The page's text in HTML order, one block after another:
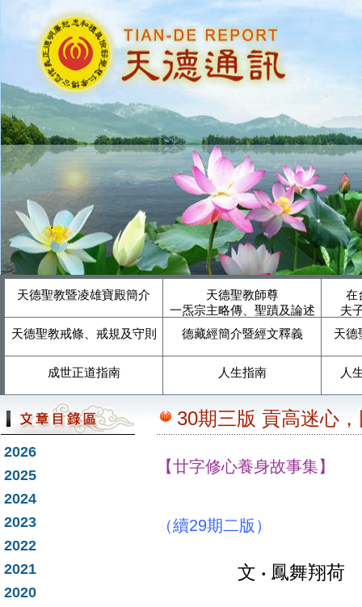
天德聖教暨凌雄寶殿簡介
天德聖教師尊
一炁宗主略傳、聖蹟及論述
在
夫
天德聖教戒條、戒規及守則
德藏經簡介暨經文釋義 天德
成世正道指南 人生指南 人
2026
2025
2024
2023
2022
2021
2020
30期三版 貢高迷心
【廿字修心養身故事集】
（續29期二版）
文 ‧ 鳳舞翔荷